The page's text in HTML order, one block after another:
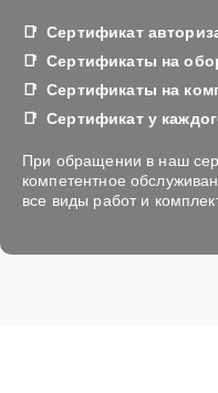
Сертификат
Сертификаты на
Сертификаты на
Сертификат у
При обращении в наш
компетентное
все виды работ и